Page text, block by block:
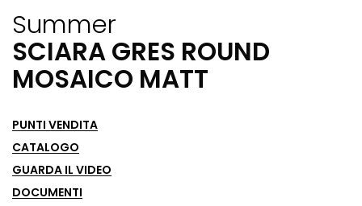
Summer
SCIARA GRES ROUND
MOSAICO MATT
PUNTI VENDITA
CATALOGO
GUARDA IL VIDEO
DOCUMENTI